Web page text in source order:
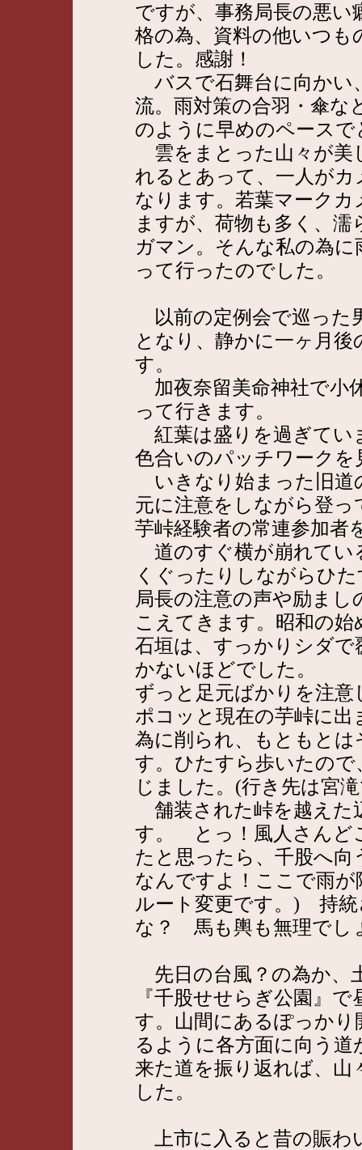
ですが、事務局長の悪
格の為、資料の他いつ
した。感謝！
バスで石舞台に向かい
流。雨対策の合羽・傘
のように早めのペース
雲をまとった山々が美
れるとあって、一人が
なります。若葉マーク
ますが、荷物も多く、
ガマン。そんな私の為
って行ったのでした。
以前の定例会で巡った
となり、静かに一ヶ月
す。
加夜奈留美命神社で小
って行きます。
紅葉は盛りを過ぎてい
色合いのパッチワーク
いきなり始まった旧道
元に注意をしながら登
芋峠経験者の常連参加者
道のすぐ横が崩れてい
くぐったりしながらひ
局長の注意の声や励ま
こえてきます。昭和の
石垣は、すっかりシダ
かないほどでした。
ずっと足元ばかりを注
ポコッと現在の芋峠に
為に削られ、もともと
す。ひたすら歩いたの
じました。(行き先は宮
舗装された峠を越えた
す。 とっ！風人さんど
たと思ったら、千股へ
なんですよ！ここで雨
ルート変更です。) 持
な？ 馬も輿も無理でし
先日の台風？の為か、
『千股せせらぎ公園』
す。山間にあるぽっか
るように各方面に向う
来た道を振り返れば、
した。
上市に入ると昔の賑わ